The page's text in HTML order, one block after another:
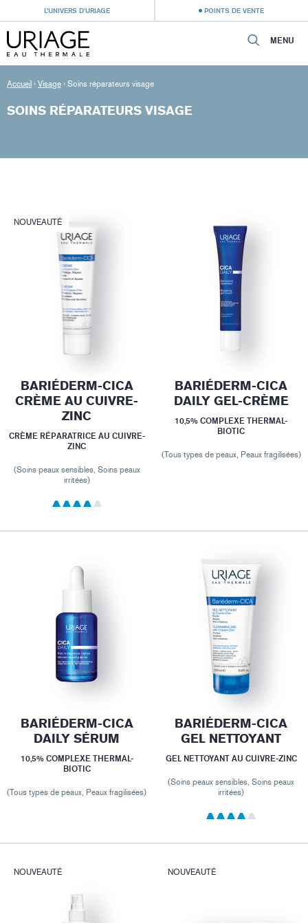
L’UNIVERS D’URIAGE POINTS DE VENTE
MENU
Accueil › Visage › Soins réparateurs visage
SOINS RÉPARATEURS VISAGE
NOUVEAUTÉ
BARIÉDERM-CICA
CRÈME AU CUIVRE-
ZINC
CRÈME RÉPARATRICE AU CUIVRE-
ZINC
(Soins peaux sensibles, Soins peaux
irritées)
BARIÉDERM-CICA
DAILY GEL-CRÈME
10,5% COMPLEXE THERMAL-
BIOTIC
(Tous types de peaux, Peaux fragilisées)
BARIÉDERM-CICA
DAILY SÉRUM
10,5% COMPLEXE THERMAL-
BIOTIC
(Tous types de peaux, Peaux fragilisées)
BARIÉDERM-CICA
GEL NETTOYANT
GEL NETTOYANT AU CUIVRE-ZINC
(Soins peaux sensibles, Soins peaux
irritées)
NOUVEAUTÉ NOUVEAUTÉ